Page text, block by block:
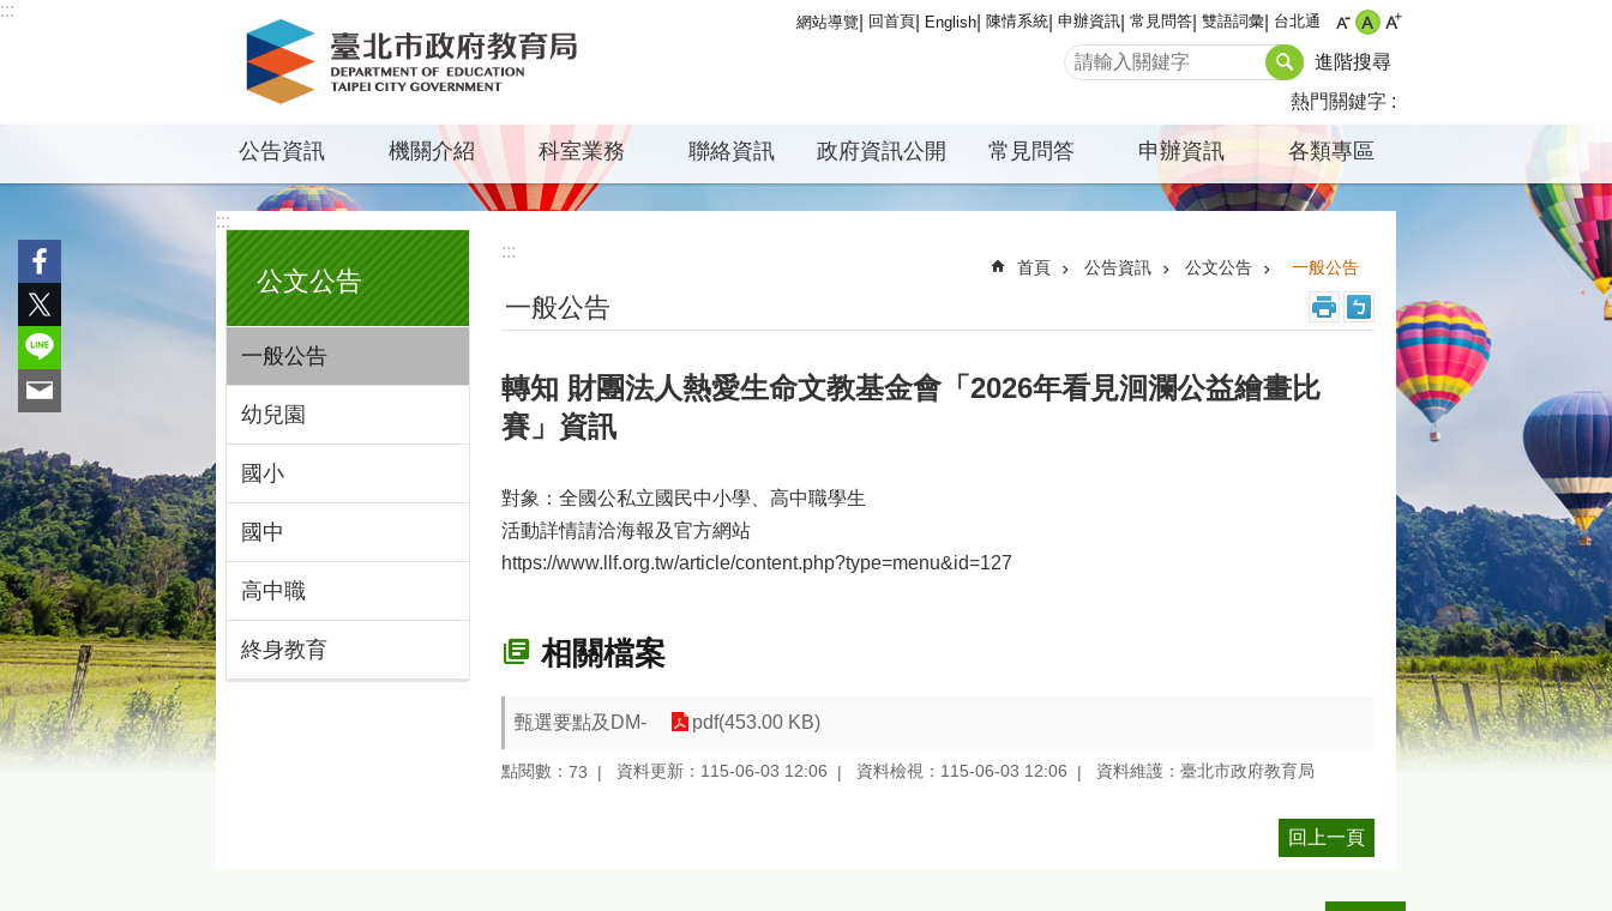
跳到主要內容區塊
:::
網站導覽 回首頁 English 陳情系統 申辦資訊 常見問答 雙語詞彙 台北通
進階搜尋
熱門關鍵字
公告資訊 機關介紹 科室業務 聯絡資訊 政府資訊公開 常見問答 申辦資訊 各類專區
:::
公文公告
一般公告
幼兒園
國小
國中
高中職
終身教育
:::
首頁 公告資訊 公文公告 一般公告
一般公告
轉知 財團法人熱愛生命文教基金會「2026年看見洄瀾公益繪畫比
賽」資訊
對象：全國公私立國民中小學、高中職學生
活動詳情請洽海報及官方網站
https://www.llf.org.tw/article/content.php?type=menu&id=127
相關檔案
甄選要點及DM- pdf(453.00 KB)
點閱數： 73 資料更新：115-06-03 12:06 資料檢視：115-06-03 12:06 資料維護：臺北市政府教育局
回上一頁